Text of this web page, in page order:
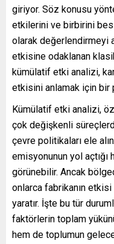
giriyor. Söz konusu
etkilerini ve birbirini
olarak değerlendirmeyi
etkisine odaklanan
kümülatif etki analizi,
etkisini anlamak için bir
Kümülatif etki analizi,
çok değişkenli
çevre politikaları ele
emisyonunun yol açtığı
görünebilir. Ancak
onlarca fabrikanın
yaratır. İşte bu tür
faktörlerin toplam
hem de toplumun